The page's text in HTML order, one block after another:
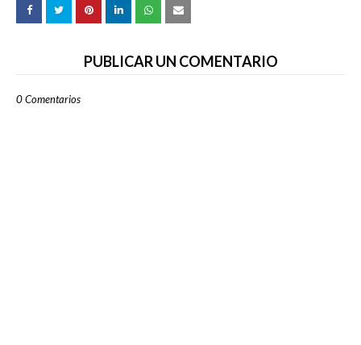
PUBLICAR UN COMENTARIO
0 Comentarios